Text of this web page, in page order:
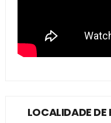
LOCALIDADE DE